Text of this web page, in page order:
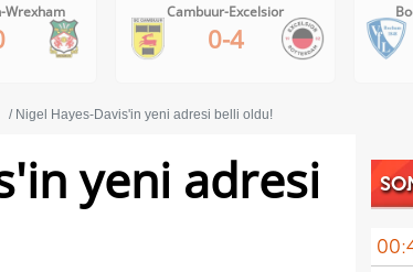
Wrexham Cambuur-Excelsior
0-4
Nigel Hayes-Davis'in yeni adresi belli oldu!
yeni adresi